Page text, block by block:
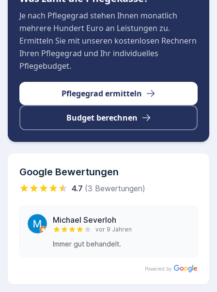
Je nach Pflegegrad stehen Ihnen monatlich
mehrere Hundert Euro an Leistungen zu.
Ermitteln Sie mit unseren kostenlosen Rechnern
Ihren Pflegegrad und Ihr individuelles
Pflegebudget.
Pflegegrad ermitteln
Budget berechnen
Google Bewertungen
4.7 (3 Bewertungen)
Michael Severloh
vor 9 Jahren
Immer gut behandelt.
Powered by